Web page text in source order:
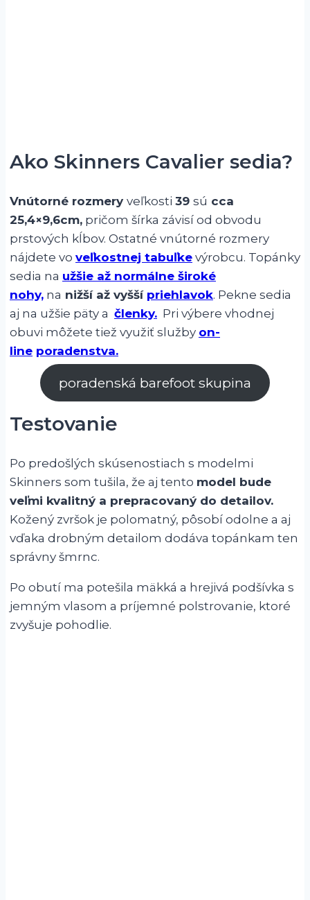
Ako Skinners Cavalier sedia?
Vnútorné rozmery veľkosti 39 sú cca
25,4×9,6cm, pričom šírka závisí od obvodu
prstových kĺbov. Ostatné vnútorné rozmery
nájdete vo veľkostnej tabuľke výrobcu. Topánky
sedia na užšie až normálne široké
nohy, na nižší až vyšší priehlavok. Pekne sedia
aj na užšie päty a členky. Pri výbere vhodnej
obuvi môžete tiež využiť služby on-
line poradenstva.
poradenská barefoot skupina
Testovanie
Po predošlých skúsenostiach s modelmi
Skinners som tušila, že aj tento model bude
veľmi kvalitný a prepracovaný do detailov.
Kožený zvršok je polomatný, pôsobí odolne a aj
vďaka drobným detailom dodáva topánkam ten
správny šmrnc.
Po obutí ma potešila mäkká a hrejivá podšívka s
jemným vlasom a príjemné polstrovanie, ktoré
zvyšuje pohodlie.